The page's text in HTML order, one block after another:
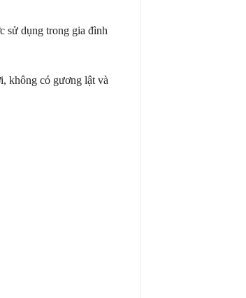
sử dụng trong gia đình
không có gương lật và